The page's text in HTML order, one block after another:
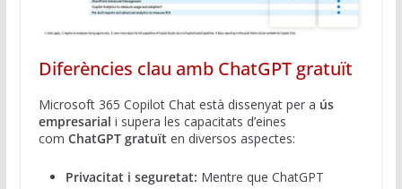
Diferències clau amb ChatGPT gratuït
Microsoft 365 Copilot Chat està dissenyat per a ús
empresarial i supera les capacitats d’eines
com ChatGPT gratuït en diversos aspectes:
Privacitat i seguretat: Mentre que ChatGPT